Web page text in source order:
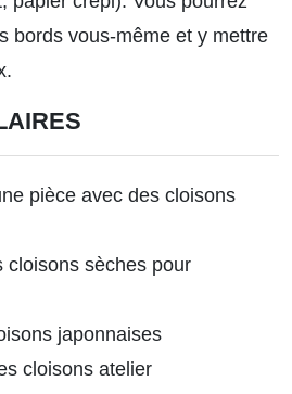
bords vous-même et y mettre
pièce avec des cloisons
cloisons sèches pour
japonnaises
cloisons atelier